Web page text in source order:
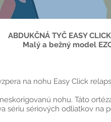
ABDUKČNÁ TYČ EASY
Malý a bežný model
na nohu Easy Click
nohu. Táto
sériu sériových odliatkov na